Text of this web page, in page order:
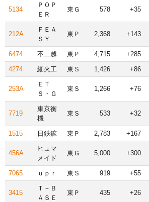
5134
ＰＯＰ
ＥＲ
東Ｇ 578 +35
212A
ＦＥＡ
ＳＹ
東Ｐ 2,368 +143
6474 不二越 東Ｐ 4,715 +285
4274
細火工 東Ｓ 1,426 +86
253A
ＥＴ
Ｓ・Ｇ
東Ｓ 1,266 +76
7719
東京衡
機
東Ｓ 533 +32
1515 日鉄鉱 東Ｐ 2,783 +167
456A
ヒュマ
メイド
東Ｇ 5,000 +300
7065 ｕｐｒ 東Ｓ 919 +55
3415
Ｔ－Ｂ
ＡＳＥ
東Ｐ 435 +26